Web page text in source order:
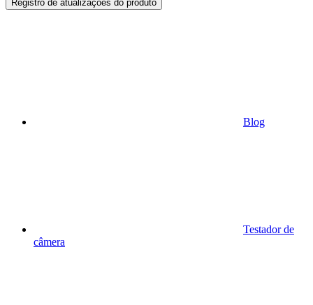
Registro de atualizações do produto
Blog
Testador de
câmera